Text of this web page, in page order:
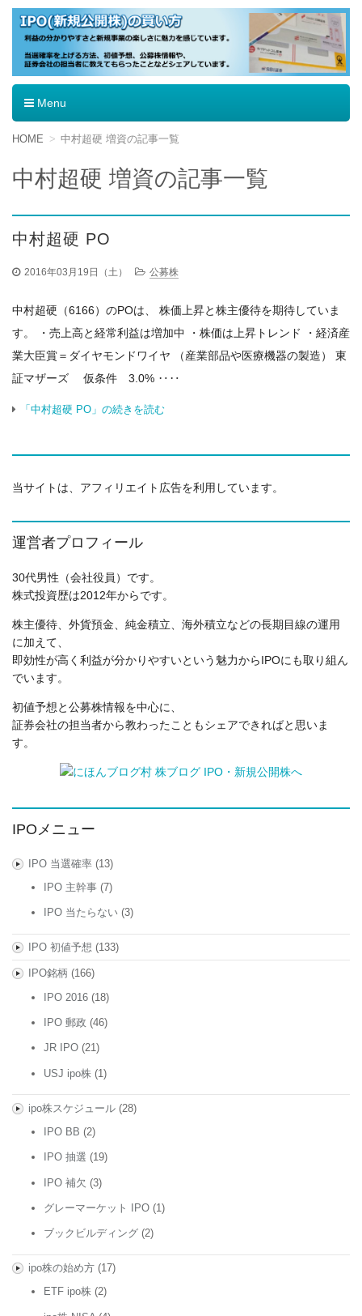
IPO（新規公開株）の買い方
Menu
コ
テ
ン
へ
移
動
HOME 中村超硬 増資の記事一覧
中村超硬 増資の記事一覧
中村超硬 PO
2016年03月19日（土） 公募株
中村超硬（6166）のPOは、 株価上昇と株主優待を期待していま
す。 ・売上高と経常利益は増加中 ・株価は上昇トレンド ・経済産
業大臣賞＝ダイヤモンドワイヤ （産業部品や医療機器の製造） 東
証マザーズ 仮条件 3.0% ‥‥
「中村超硬 PO」の続きを読む
当サイトは、アフィリエイト広告を利用しています。
運営者プロフィール
30代男性（会社役員）です。
株式投資歴は2012年からです。
株主優待、外貨預金、純金積立、海外積立などの長期目線の運用
に加えて、
即効性が高く利益が分かりやすいという魅力からIPOにも取り組ん
でいます。
初値予想と公募株情報を中心に、
証券会社の担当者から教わったこともシェアできればと思いま
す。
IPOメニュー
IPO 当選確率(13)
IPO 主幹事 (7)
IPO 当たらない (3)
IPO 初値予想 (133)
IPO銘柄 (166)
IPO 2016 (18)
IPO 郵政 (46)
JR IPO (21)
USJ ipo株 (1)
ipo株スケジュール(28)
IPO BB (2)
IPO 抽選 (19)
IPO 補欠 (3)
グレーマーケット IPO (1)
ブックビルディング (2)
ipo株の始め方(17)
ETF ipo株 (2)